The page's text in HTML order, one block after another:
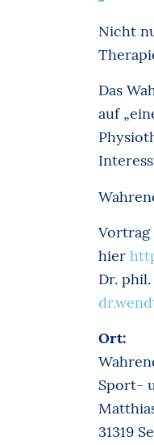
Nicht
Das
auf
Vortrag
hier
Dr.
Ort:
Sport-
31319